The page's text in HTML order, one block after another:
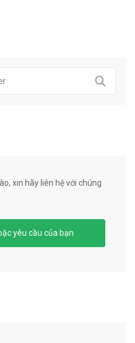
xin hãy liên hệ với chúng
yêu cầu của bạn